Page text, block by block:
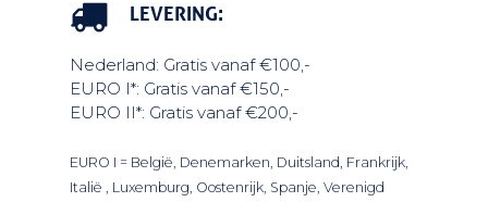
LEVERING:
Nederland: Gratis vanaf €100,-
EURO I*: Gratis vanaf €150,-
EURO II*: Gratis vanaf €200,-
EURO I = België, Denemarken, Duitsland, Frankrijk,
Italië , Luxemburg, Oostenrijk, Spanje, Verenigd